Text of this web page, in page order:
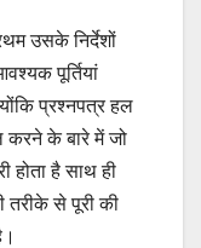
उसके निर्देशों
पूर्तियां
प्रश्नपत्र हल
करने के बारे में जो
होता है साथ ही
तरीके से पूरी की